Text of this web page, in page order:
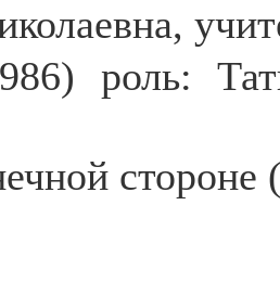
роль: